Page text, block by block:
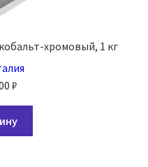
хромовый, 1 кг
₽